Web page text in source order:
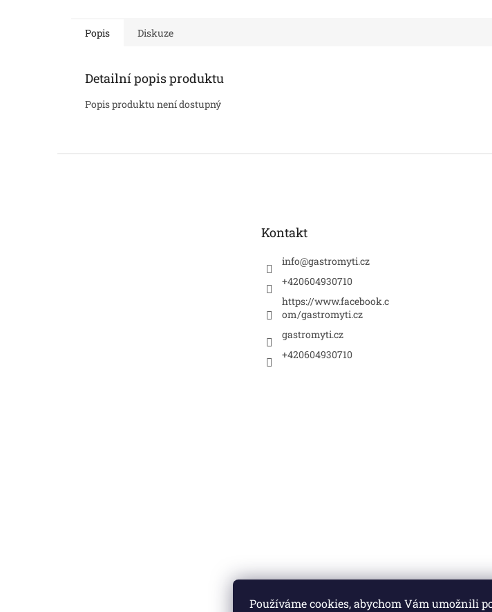
Používáme cookies, abychom Vám umožnili
Popis Diskuze
Detailní popis produktu
Popis produktu není dostupný
Kontakt
info@gastromyti.cz
+420604930710
https://www.facebook.c
om/gastromyti.cz
gastromyti.cz
+420604930710